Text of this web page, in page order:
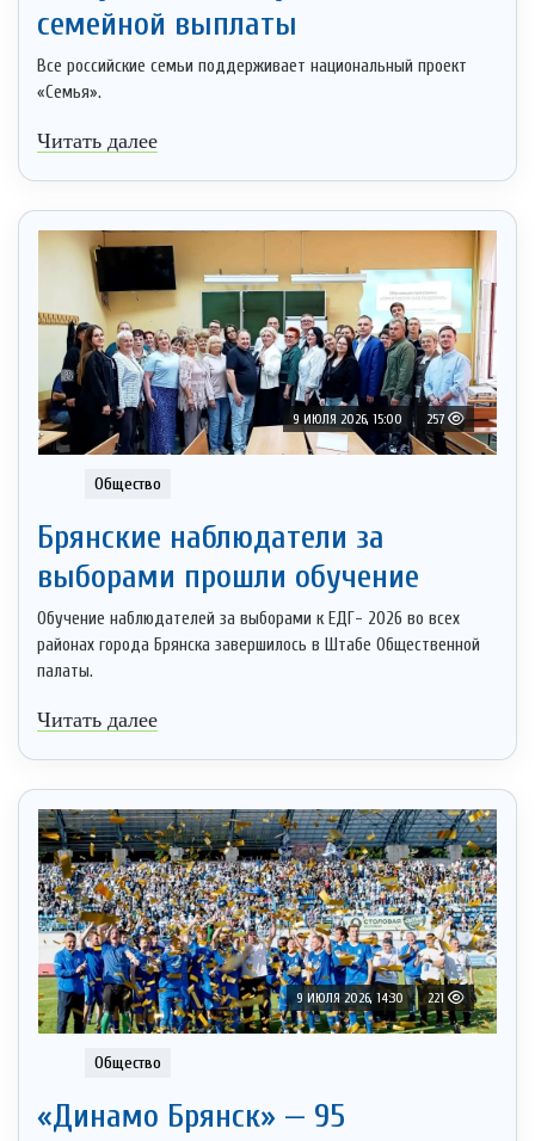
семейной выплаты
Все российские семьи поддерживает национальный проект
«Семья».
Читать далее
9 ИЮЛЯ 2026, 15:00 257
Общество
Брянские наблюдатели за
выборами прошли обучение
Обучение наблюдателей за выборами к ЕДГ- 2026 во всех
районах города Брянска завершилось в Штабе Общественной
палаты.
Читать далее
9 ИЮЛЯ 2026, 14:30 221
Общество
«Динамо Брянск» — 95